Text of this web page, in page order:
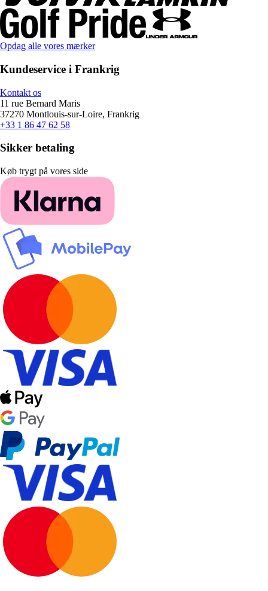
Opdag alle vores mærker
Kundeservice i Frankrig
Kontakt os
11 rue Bernard Maris
37270 Montlouis-sur-Loire, Frankrig
+33 1 86 47 62 58
Sikker betaling
Køb trygt på vores side